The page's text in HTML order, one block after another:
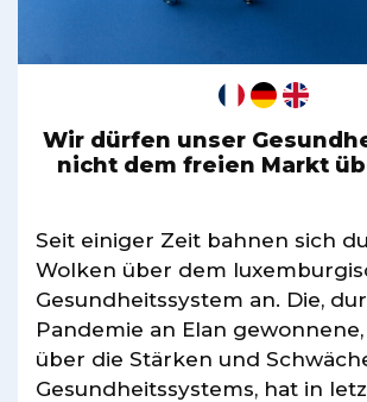
Wir dürfen unser
nicht dem freien Markt
Seit einiger Zeit bahnen sich
Wolken über dem
Gesundheitssystem an. Die,
Pandemie an Elan
über die Stärken und
Gesundheitssystems, hat in